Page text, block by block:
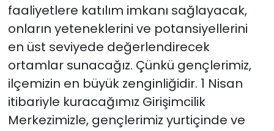
faaliyetlere katılım imkanı sağlayacak,
onların yeteneklerini ve potansiyellerini
en üst seviyede değerlendirecek
ortamlar sunacağız. Çünkü gençlerimiz,
ilçemizin en büyük zenginliğidir. 1 Nisan
itibariyle kuracağımız Girişimcilik
Merkezimizle, gençlerimiz yurtiçinde ve